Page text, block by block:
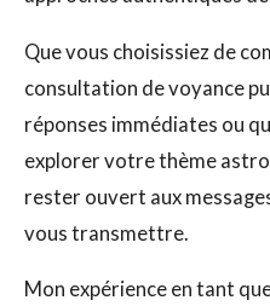
Que vous choisissiez de
consultation de voyance
réponses immédiates ou
explorer votre thème
rester ouvert aux
vous transmettre.
Mon expérience en tant